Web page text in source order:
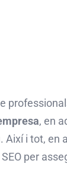
, en
Així i tot, en
SEO per